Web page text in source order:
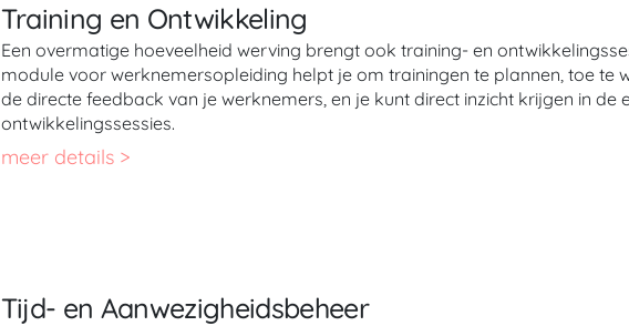
Training en Ontwikkeling
Een overmatige hoeveelheid werving brengt ook training- en
module voor werknemersopleiding helpt je om trainingen te plannen, toe te
de directe feedback van je werknemers, en je kunt direct inzicht krijgen in de
ontwikkelingssessies.
meer details >
Tijd- en Aanwezigheidsbeheer